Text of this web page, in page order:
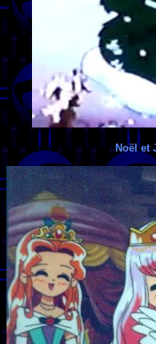
Noël et